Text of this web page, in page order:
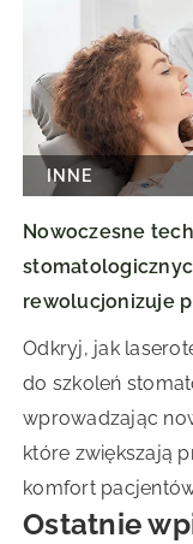
INNE
Nowoczesne
rewolucjonizuje
Odkryj, jak
do szkoleń
wprowadzając
które zwiększają
komfort
Ostatnie